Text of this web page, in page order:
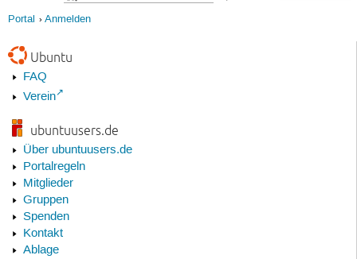
Portal Anmelden
Ubuntu
FAQ
Verein
ubuntuusers.de
Über ubuntuusers.de
Portalregeln
Mitglieder
Gruppen
Spenden
Kontakt
Ablage